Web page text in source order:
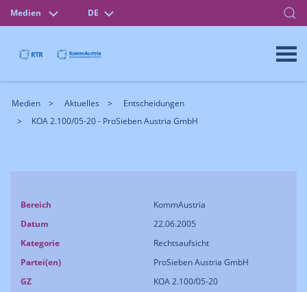
Medien DE
Medien Aktuelles
Entscheidungen
KOA 2.100/05-20 - ProSieben Austria GmbH
Bereich
KommAustria
Datum
22.06.2005
Kategorie
Rechtsaufsicht
Partei(en)
ProSieben Austria GmbH
GZ
KOA 2.100/05-20